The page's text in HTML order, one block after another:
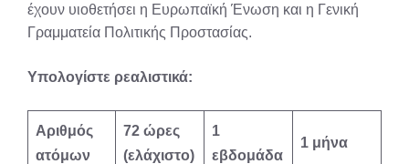
έχουν υιοθετήσει η Ευρωπαϊκή Ένωση και η Γενική
Γραμματεία Πολιτικής Προστασίας.
Υπολογίστε ρεαλιστικά:
Αριθμός
ατόμων
72 ώρες
(ελάχιστο)
1
εβδομάδα
1 μήνα